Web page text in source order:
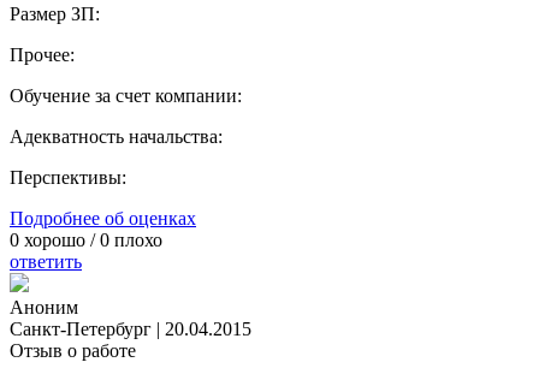
Размер ЗП:
Прочее:
Обучение за счет компании:
Адекватность начальства:
Перспективы:
Подробнее об оценках
0 хорошо /0 плохо
ответить
Аноним
Санкт-Петербург | 20.04.2015
Отзыв о работе